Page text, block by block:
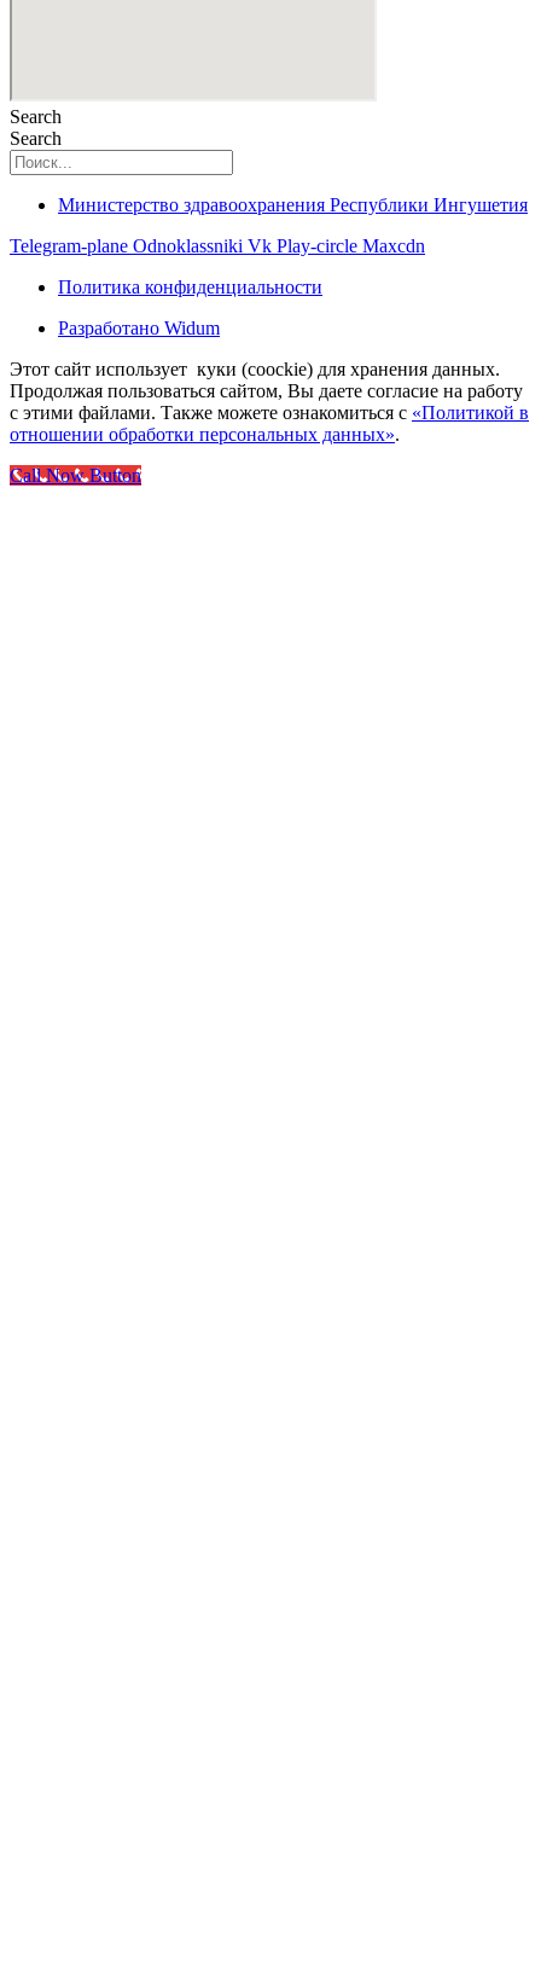
Search
Search
Министерство здравоохранения Республики Ингушетия
Telegram-plane Odnoklassniki Vk Play-circle Maxcdn
Политика конфиденциальности
Разработано Widum
Этот сайт использует куки (coockie) для хранения данных.
Продолжая пользоваться сайтом, Вы даете согласие на работу
с этими файлами. Также можете ознакомиться с «Политикой в
отношении обработки персональных данных».
Call Now Button